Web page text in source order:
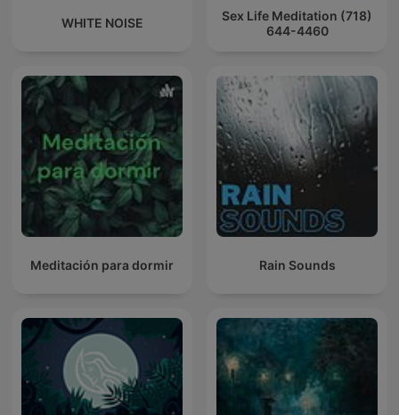
WHITE NOISE
Sex Life Meditation (718)
644-4460
Meditación para dormir Rain Sounds